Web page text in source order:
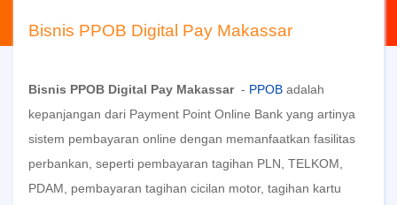
Bisnis PPOB Digital Pay Makassar
Bisnis PPOB Digital Pay Makassar - PPOB adalah
kepanjangan dari Payment Point Online Bank yang artinya
sistem pembayaran online dengan memanfaatkan fasilitas
perbankan, seperti pembayaran tagihan PLN, TELKOM,
PDAM, pembayaran tagihan cicilan motor, tagihan kartu